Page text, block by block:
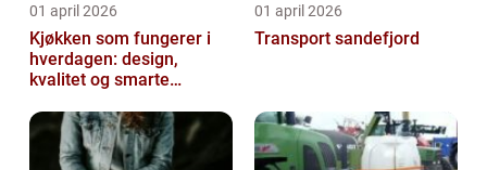
01 april 2026
Kjøkken som fungerer i
hverdagen: design,
kvalitet og smarte
01 april 2026
Transport sandefjord